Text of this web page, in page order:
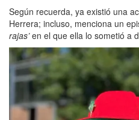
Según recuerda, ya existió una
Herrera; incluso, menciona un
rajas’en el que ella lo sometió a